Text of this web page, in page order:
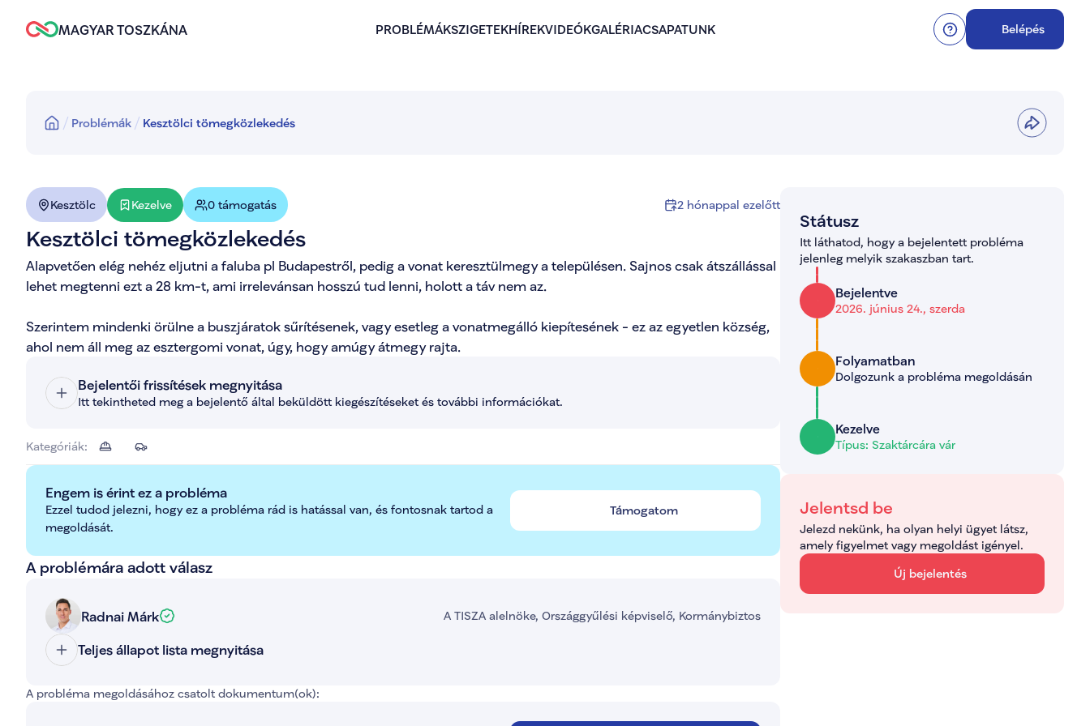
MAGYAR TOSZKÁNA PROBLÉMÁKSZIGETEKHÍREKVIDEÓKGALÉRIACSAPATUNK Belépés
Problémák Kesztölci tömegközlekedés
Kesztölc Kezelve 0 támogatás 2 hónappal ezelőtt
Kesztölci tömegközlekedés
Alapvetően elég nehéz eljutni a faluba pl Budapestről, pedig a vonat keresztülmegy a településen. Sajnos csak átszállással
lehet megtenni ezt a 28 km-t, ami irrelevánsan hosszú tud lenni, holott a táv nem az.
Szerintem mindenki örülne a buszjáratok sűrítésenek, vagy esetleg a vonatmegálló kiepítesének - ez az egyetlen község,
ahol nem áll meg az esztergomi vonat, úgy, hogy amúgy átmegy rajta.
Bejelentői frissítések megnyitása
Itt tekintheted meg a bejelentő által beküldött kiegészítéseket és további információkat.
Kategóriák:
Engem is érint ez a probléma
Ezzel tudod jelezni, hogy ez a probléma rád is hatással van, és fontosnak tartod a
megoldását.
Támogatom
A problémára adott válasz
Radnai Márk A TISZA alelnöke, Országgyűlési képviselő, Kormánybiztos
Teljes állapot lista megnyitása
A probléma megoldásához csatolt dokumentum(ok):
Státusz
Itt láthatod, hogy a bejelentett probléma
jelenleg melyik szakaszban tart.
Bejelentve
2026. június 24., szerda
Folyamatban
Dolgozunk a probléma megoldásán
Kezelve
Típus: Szaktárcára vár
Jelentsd be
Jelezd nekünk, ha olyan helyi ügyet látsz,
amely figyelmet vagy megoldást igényel.
Új bejelentés